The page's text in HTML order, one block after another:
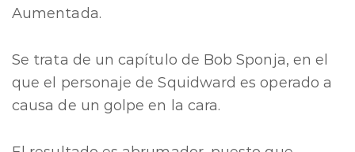
Aumentada.
Se trata de un capítulo de Bob Sponja, en el
que el personaje de Squidward es operado a
causa de un golpe en la cara.